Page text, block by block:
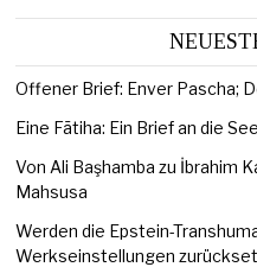
Offener Brief: Enver Pascha;
Eine Fātiha: Ein Brief an die
Von Ali Başhamba zu İbrahim
Mahsusa
Werden die Epstein-
Werkseinstellungen